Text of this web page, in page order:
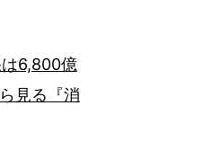
6,800億
見る『消